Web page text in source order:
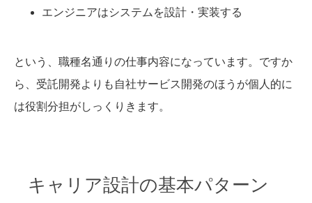
エンジニアはシステムを設計・実装する
という、職種名通りの仕事内容になっています。ですか
ら、受託開発よりも自社サービス開発のほうが個人的に
は役割分担がしっくりきます。
キャリア設計の基本パターン